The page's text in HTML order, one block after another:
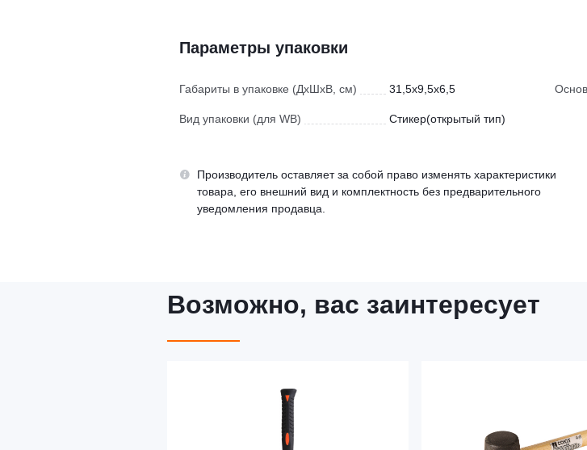
Параметры упаковки
Габариты в упаковке (ДхШхВ, см) 31,5x9,5x6,5
Вид упаковки (для WB) Стикер(открытый тип)
Производитель оставляет за собой право изменять характеристики
товара, его внешний вид и комплектность без предварительного
уведомления продавца.
Возможно, вас заинтересует